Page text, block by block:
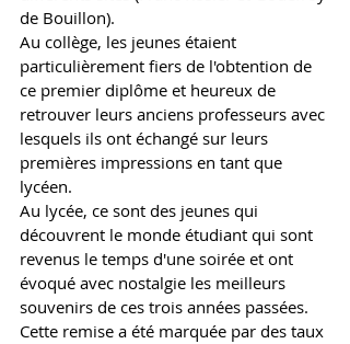
de Bouillon).
Au collège, les jeunes étaient
particulièrement fiers de l'obtention de
ce premier diplôme et heureux de
retrouver leurs anciens professeurs avec
lesquels ils ont échangé sur leurs
premières impressions en tant que
lycéen.
Au lycée, ce sont des jeunes qui
découvrent le monde étudiant qui sont
revenus le temps d'une soirée et ont
évoqué avec nostalgie les meilleurs
souvenirs de ces trois années passées.
Cette remise a été marquée par des taux